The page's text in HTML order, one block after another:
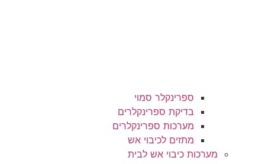
ספרינקלר סמוי
בדיקת ספרינקלרים
מערכות ספרינקלרים
מתזים לכיבוי אש
מערכות כיבוי אש לבית